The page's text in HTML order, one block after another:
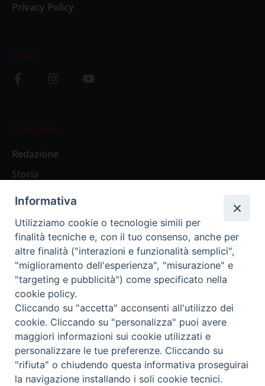
Privacy Policy
Social
L’editoriale
Redazione
Storia
Abbonamenti
Abbonamento Annuale Digitale
Abbonamento Annuale Cartaceo
Abbonamento Singola Copia Digitale
Redazione: Pavia, Piazza Duomo 11 - tel. 0382.24736 -
amministrazione@ilticino.it - repossi@ilticino.it - P.
IVA: 00213430184
Informativa
Utilizziamo cookie o tecnologie simili per
finalità tecniche e, con il tuo consenso, anche per
altre finalità ("interazioni e funzionalità semplici",
"miglioramento dell'esperienza", "misurazione" e
"targeting e pubblicità") come specificato nella
cookie policy.
Cliccando su "accetta" acconsenti all'utilizzo dei
cookie. Cliccando su "personalizza" puoi avere
maggiori informazioni sui cookie utilizzati e
personalizzare le tue preferenze. Cliccando su
"rifiuta" o chiudendo questa informativa proseguirai
la navigazione installando i soli cookie tecnici.